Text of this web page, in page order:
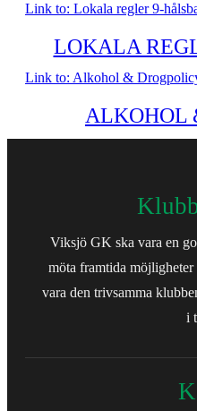
Link to: Lokala regler 9-
LOKALA
Link to: Alkohol &
ALKOHOL
Viksjö GK ska vara en
möta framtida
vara den trivsamma
i